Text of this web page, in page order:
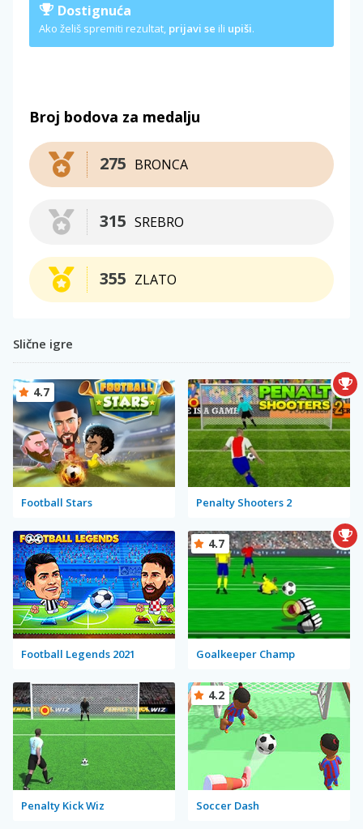
Dostignuća
Ako želiš spremiti rezultat, prijavi se ili upiši.
Broj bodova za medalju
BRONCA
275
SREBRO
315
ZLATO
355
Slične igre
Football Stars
4.7
Penalty Shooters 2
Football Legends 2021 Goalkeeper Champ
4.7
Penalty Kick Wiz Soccer Dash
4.2